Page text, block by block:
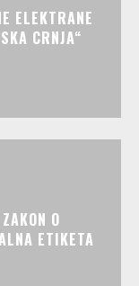
ELEKTRANE
CRNJA“
O
ETIKETA